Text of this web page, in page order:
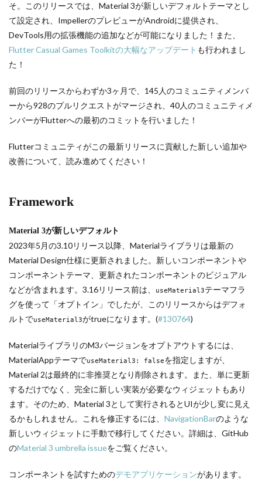
そ。このリリースでは、Material 3が新しいデフォルトテーマとし
て設定され、ImpellerのプレビューがAndroidに提供され、
DevTools用の拡張機能の追加などが可能になりました！また、
Flutter Casual Games Toolkitの大幅なアップデート も行われまし
た！
前回のリリースからわずか3ヶ月で、145人のコミュニティメンバ
ーから928のプルリクエストがマージされ、40人のコミュニティメ
ンバーがFlutterへの最初のコミットを行いました！
Flutterコミュニティがこの最新リリースに貢献した新しい追加や
改善について、読み進めてください！
Framework
Material 3が新しいデフォルト
2023年5月の3.10リリース以降、Materialライブラリは最新の
Material Design仕様に更新されました。新しいコンポーネントや
コンポーネントテーマ、更新されたコンポーネントのビジュアル
などが含まれます。3.16リリース前は、
useMaterial3テーマフラ
グを使って「オプトイン」でしたが、このリリースからはデフォ
ルトでuseMaterial3がtrueになります。(#130764)
MaterialライブラリのM3バージョンをオプトアウトするには、
MaterialAppテーマでuseMaterial3: falseを指定しますが、
Material 2は最終的に非推奨となり削除されます。また、単に更新
するだけでなく、完全に新しい実装が必要なウィジェットもあり
ます。そのため、Material 3として実行されるとUIが少し変に見え
るかもしれません。これを修正するには、 NavigationBarのような
新しいウィジェットに手動で移行してください。詳細は、GitHub
のMaterial 3 umbrella issueをご覧ください。
コンポーネントを試すためのデモアプリケーションがあります。